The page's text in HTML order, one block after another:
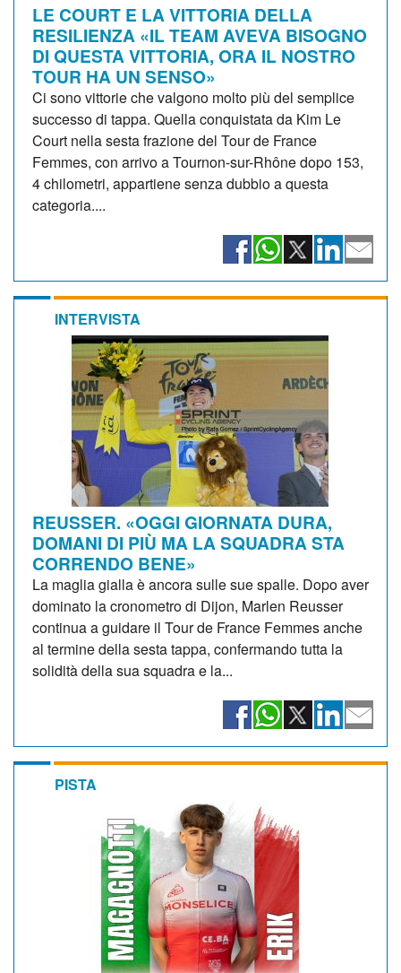
LE COURT E LA VITTORIA DELLA
RESILIENZA «IL TEAM AVEVA BISOGNO
DI QUESTA VITTORIA, ORA IL NOSTRO
TOUR HA UN SENSO»
Ci sono vittorie che valgono molto più del semplice
successo di tappa. Quella conquistata da Kim Le
Court nella sesta frazione del Tour de France
Femmes, con arrivo a Tournon-sur-Rhône dopo 153,
4 chilometri, appartiene senza dubbio a questa
categoria....
INTERVISTA
REUSSER. «OGGI GIORNATA DURA,
DOMANI DI PIÙ MA LA SQUADRA STA
CORRENDO BENE»
La maglia gialla è ancora sulle sue spalle. Dopo aver
dominato la cronometro di Dijon, Marlen Reusser
continua a guidare il Tour de France Femmes anche
al termine della sesta tappa, confermando tutta la
solidità della sua squadra e la...
PISTA